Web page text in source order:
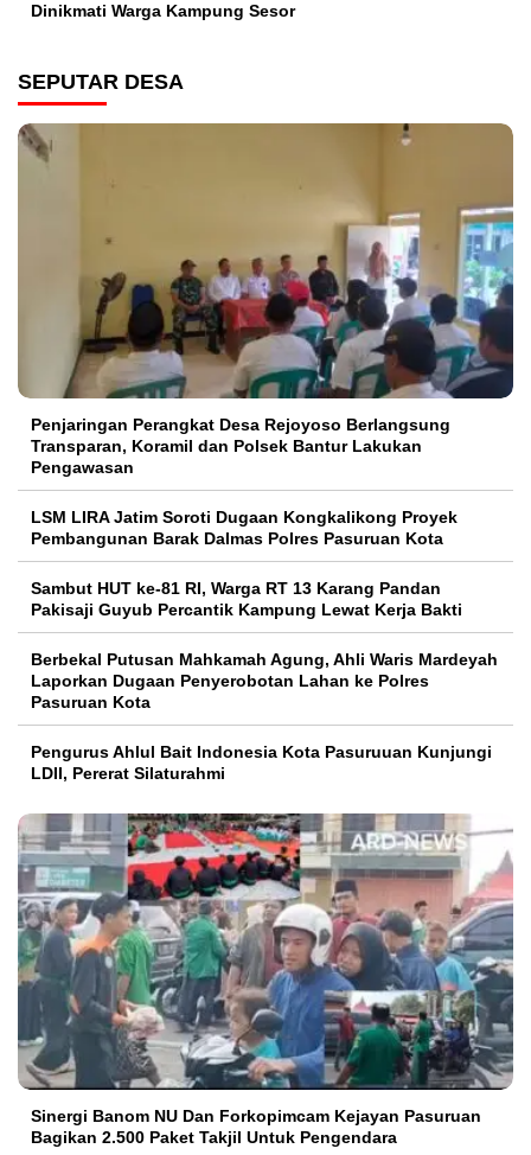
Dinikmati Warga Kampung Sesor
SEPUTAR DESA
Penjaringan Perangkat Desa Rejoyoso Berlangsung
Transparan, Koramil dan Polsek Bantur Lakukan
Pengawasan
LSM LIRA Jatim Soroti Dugaan Kongkalikong Proyek
Pembangunan Barak Dalmas Polres Pasuruan Kota
Sambut HUT ke-81 RI, Warga RT 13 Karang Pandan
Pakisaji Guyub Percantik Kampung Lewat Kerja Bakti
Berbekal Putusan Mahkamah Agung, Ahli Waris Mardeyah
Laporkan Dugaan Penyerobotan Lahan ke Polres
Pasuruan Kota
Pengurus Ahlul Bait Indonesia Kota Pasuruuan Kunjungi
LDII, Pererat Silaturahmi
Sinergi Banom NU Dan Forkopimcam Kejayan Pasuruan
Bagikan 2.500 Paket Takjil Untuk Pengendara